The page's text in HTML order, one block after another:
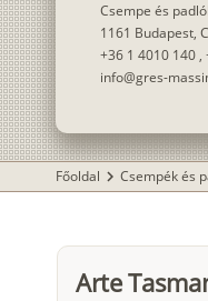
Csempe és
1161 Budapest,
+36 1 4010 140 ,
info@gres-
Főoldal chevron_right Csempék és
Arte